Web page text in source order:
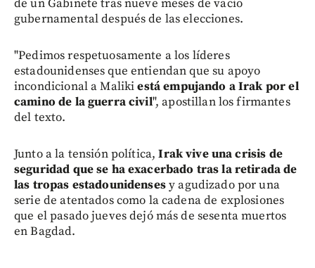
de un Gabinete tras nueve meses de vacío
gubernamental después de las elecciones.
"Pedimos respetuosamente a los líderes
estadounidenses que entiendan que su apoyo
incondicional a Malikiestá empujando a Irak por el
camino de la guerra civil", apostillan los firmantes
del texto.
Junto a la tensión política,Irak vive una crisis de
seguridad que se ha exacerbado tras la retirada de
las tropas estadounidensesy agudizado por una
serie de atentados como la cadena de explosiones
que el pasado jueves dejó más de sesenta muertos
en Bagdad.